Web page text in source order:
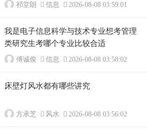
祁堂朗 信息 2026-08-08 03:59:01
我是电子信息科学与技术专业想考管理
类研究生考哪个专业比较合适
傅诚俊 信息 2026-08-08 03:58:02
床壁灯风水都有哪些讲究
方承芝 风水 2026-08-08 03:56:02